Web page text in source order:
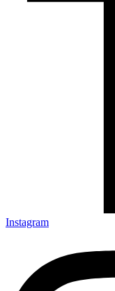
Instagram